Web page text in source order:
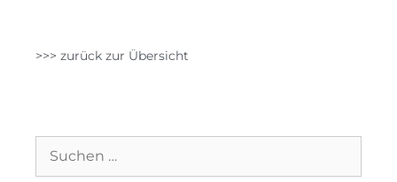
>>> zurück zur Übersicht